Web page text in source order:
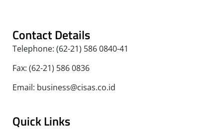
Contact Details
Telephone: (62-21) 586 0840-41
Fax: (62-21) 586 0836
Email: business@cisas.co.id
Quick Links